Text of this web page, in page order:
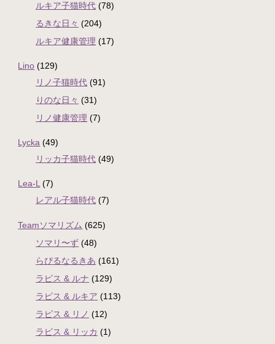
ルキア子猫時代 (78)
るきな日々 (204)
ルキア健康管理 (17)
Lino (129)
リノ子猫時代 (91)
りのな日々 (31)
リノ健康管理 (7)
Lycka (49)
リッカ子猫時代 (49)
Lea-L(7)
レアル子猫時代 (7)
Teamソマリズム (625)
ソマリ〜ず (48)
らぴるなるきあ (161)
ラピス & ルナ (129)
ラピス & ルキア (113)
ラピス & リノ (12)
ラピス & リッカ (1)